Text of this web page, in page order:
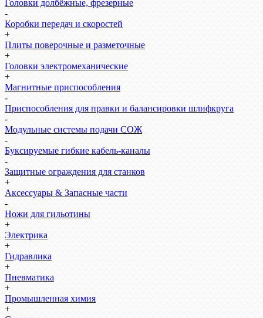
Головки долбёжные, фрезерные
-
Коробки передач и скоростей
+
Плиты поверочные и разметочные
+
Головки электромеханические
+
Магнитные приспособления
-
Приспособления для правки и балансировки шлифкруга
-
Модульные системы подачи СОЖ
-
Буксируемые гибкие кабель-каналы
-
Защитные ограждения для станков
+
Аксессуары & Запасные части
-
Ножи для гильотины
+
Электрика
+
Гидравлика
+
Пневматика
+
Промышленная химия
+